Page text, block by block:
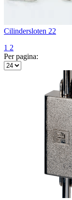
Cilindersloten 22
1 2
Per pagina: